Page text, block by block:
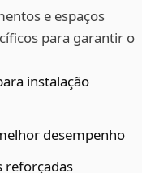
e espaços
para garantir o
instalação
desempenho
reforçadas